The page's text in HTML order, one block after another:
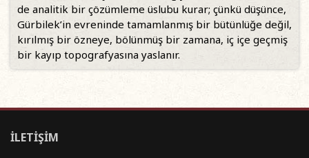
de analitik bir çözümleme üslubu kurar; çünkü düşünce,
Gürbilek’in evreninde tamamlanmış bir bütünlüğe değil,
kırılmış bir özneye, bölünmüş bir zamana, iç içe geçmiş
bir kayıp topografyasına yaslanır.
İLETİŞİM